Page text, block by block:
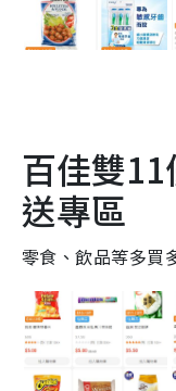
百佳雙
送專區
零食、飲品等多買